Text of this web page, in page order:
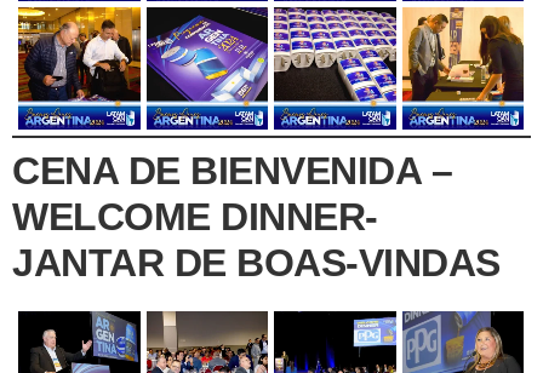
CENA DE BIENVENIDA –
WELCOME DINNER-
JANTAR DE BOAS-VINDAS